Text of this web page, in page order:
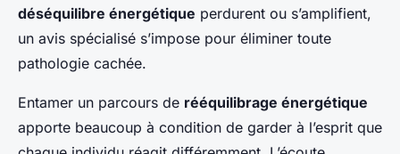
déséquilibre énergétique perdurent ou s’amplifient,
un avis spécialisé s’impose pour éliminer toute
pathologie cachée.
Entamer un parcours de rééquilibrage énergétique
apporte beaucoup à condition de garder à l’esprit que